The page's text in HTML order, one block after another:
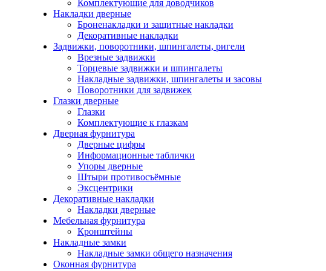
Комплектующие для доводчиков
Накладки дверные
Броненакладки и защитные накладки
Декоративные накладки
Задвижки, поворотники, шпингалеты, ригели
Врезные задвижки
Торцевые задвижки и шпингалеты
Накладные задвижки, шпингалеты и засовы
Поворотники для задвижек
Глазки дверные
Глазки
Комплектующие к глазкам
Дверная фурнитура
Дверные цифры
Информационные таблички
Упоры дверные
Штыри противосъёмные
Эксцентрики
Декоративные накладки
Накладки дверные
Мебельная фурнитура
Кронштейны
Накладные замки
Накладные замки общего назначения
Оконная фурнитура